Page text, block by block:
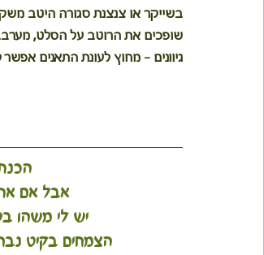
בשייקר או צנצנת סגורה היטב
שופכים את הרוטב על הסלט,
גיוונים - מחוץ לעונת התאנים
אבל אם
יש לי משהו
הצמחים בקיט